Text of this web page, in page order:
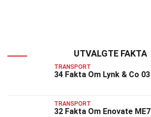
UTVALGTE FAKTA
TRANSPORT
34 Fakta Om Lynk & Co 03
TRANSPORT
32 Fakta Om Enovate ME7